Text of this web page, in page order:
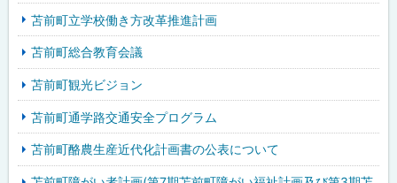
苫前町立学校働き方改革推進計画
苫前町総合教育会議
苫前町観光ビジョン
苫前町通学路交通安全プログラム
苫前町酪農生産近代化計画書の公表について